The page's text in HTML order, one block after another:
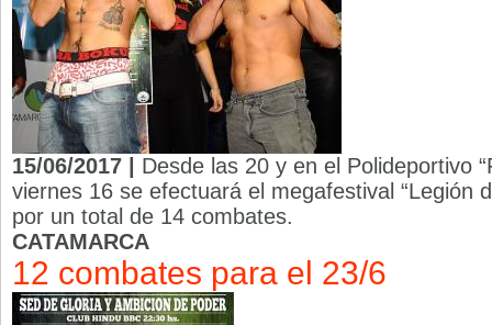
15/06/2017 | Desde las 20 y en el Polideportivo
viernes 16 se efectuará el megafestival “Legión
por un total de 14 combates.
CATAMARCA
12 combates para el 23/6